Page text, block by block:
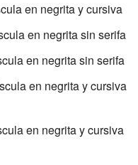
en negrita y cursiva
en negrita sin serifa
en negrita sin serifa
en negrita y cursiva
en negrita y cursiva